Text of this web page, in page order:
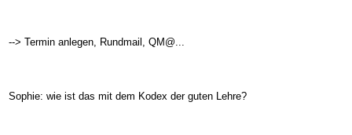
--> Termin anlegen, Rundmail, QM@...
Sophie: wie ist das mit dem Kodex der guten Lehre?